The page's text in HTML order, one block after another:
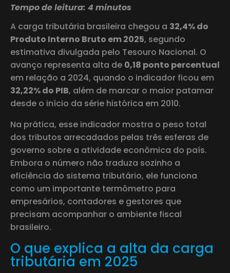
Tempo de leitura: 4 minutos
A carga tributária brasileira chegou a 32,4% do
Produto Interno Bruto em 2025, segundo
estimativa divulgada pelo Tesouro Nacional. O
avanço representa alta de 0,18 ponto percentual
em relação a 2024, quando o indicador ficou em
32,22% do PIB, além de marcar o maior patamar
desde o início da série histórica em 2010.
Na prática, esse indicador mostra o peso total
dos tributos arrecadados pelas três esferas de
governo sobre a atividade econômica do país.
Embora o número não traduza sozinho a
eficiência do sistema tributário, ele funciona
como um importante termômetro para
empresários, contadores e gestores que
precisam acompanhar o ambiente fiscal
brasileiro.
O que explica a alta da carga
tributária em 2025